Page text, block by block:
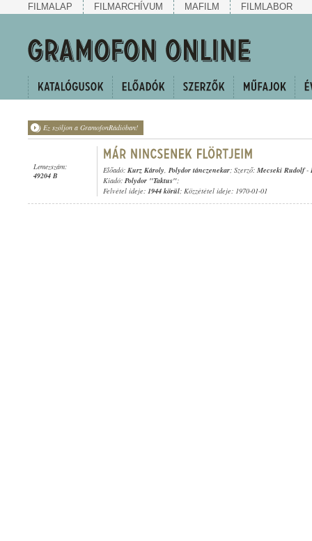
FILMALAP FILMARCHÍVUM MAFILM FILMLABOR
Ez szóljon a GramofonRádióban!
Lemezszám:
49204 B
Előadó: Kurz Károly, Polydor tánczenekar; Szerző: Mecseki Rudolf-
Kiadó: Polydor "Taktus";
Felvétel ideje: 1944 körül; Közzététel ideje: 1970-01-01